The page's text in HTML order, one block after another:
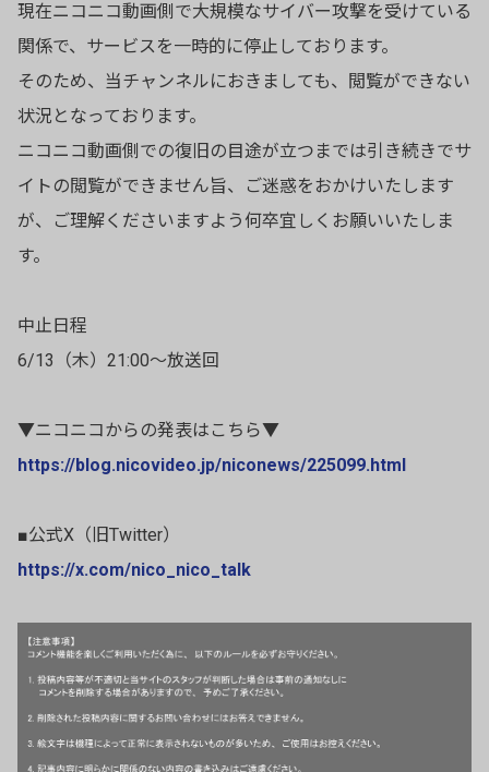
現在ニコニコ動画側で大規模なサイバー攻撃を受けている
関係で、サービスを一時的に停止しております。
そのため、当チャンネルにおきましても、閲覧ができない
状況となっております。
ニコニコ動画側での復旧の目途が立つまでは引き続きでサ
イトの閲覧ができません旨、ご迷惑をおかけいたします
が、ご理解くださいますよう何卒宜しくお願いいたしま
す。
中止日程
6/13（木）21:00〜放送回
▼ニコニコからの発表はこちら▼
https://blog.nicovideo.jp/niconews/225099.html
■公式X（旧Twitter）
https://x.com/nico_nico_talk